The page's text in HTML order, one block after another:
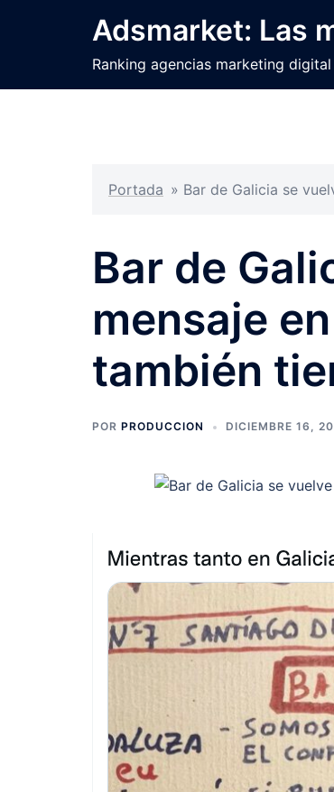
Adsmarket: Las
Ranking agencias marketing
Portada » Bar de Galicia se
Bar de
mensaje
también
POR PRODUCCION DICIEMBRE 16,